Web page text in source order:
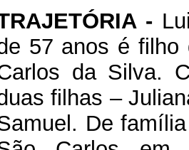
-
57 anos é filho
da Silva.
filhas –
De